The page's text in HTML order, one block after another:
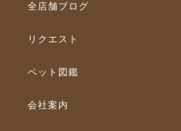
全店舗ブログ
リクエスト
ペット図鑑
会社案内